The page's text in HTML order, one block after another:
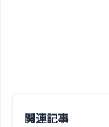
関連記事